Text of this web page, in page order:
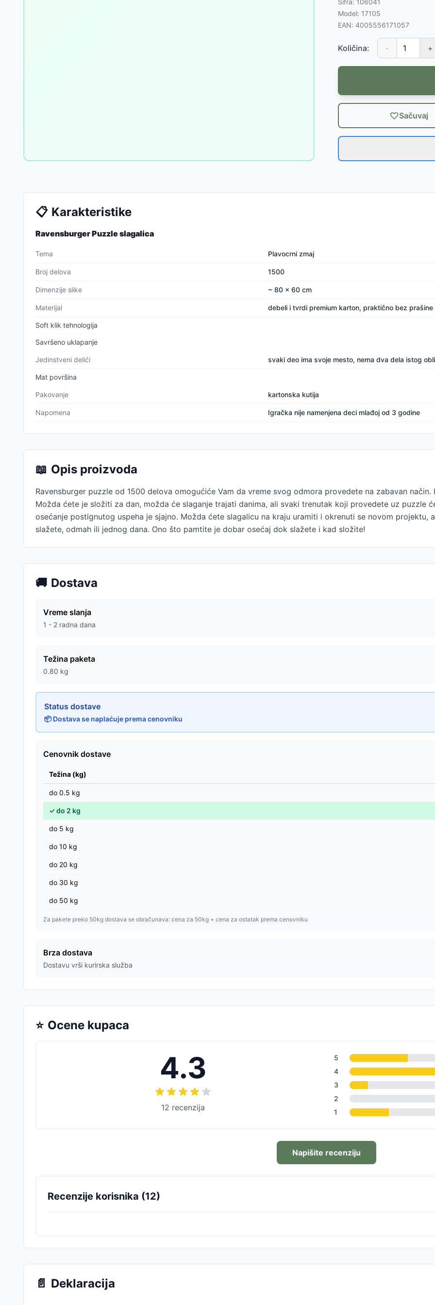
Šifra: 106041
Model: 17105
EAN: 4005556171057
Količina: - +
Sačuvaj
📋 Karakteristike
Ravensburger Puzzle slagalica
Tema Plavocrni zmaj
Broj delova 1500
Dimenzije slike ~ 80 x 60 cm
Materijal debeli i tvrdi premium karton, praktično bez prašine
Soft klik tehnologija
Savršeno uklapanje
Jedinstveni delići svaki deo ima svoje mesto, nema dva dela istog
Mat površina
Pakovanje kartonska kutija
Napomena Igračka nije namenjena deci mlađoj od 3 godine
📖 Opis proizvoda
Ravensburger puzzle od 1500 delova omogućiće Vam da vreme svog odmora provedete na zabavan
Možda ćete je složiti za dan, možda će slaganje trajati danima, ali svaki trenutak koji provedete uz puzzle
osećanje postignutog uspeha je sjajno. Možda ćete slagalicu na kraju uramiti i okrenuti se novom
slažete, odmah ili jednog dana. Ono što pamtite je dobar osećaj dok slažete i kad složite!
🚚 Dostava
Vreme slanja
1 - 2 radna dana
Težina paketa
0.80 kg
Status dostave
📦 Dostava se naplaćuje prema cenovniku
Cenovnik dostave
Težina (kg)
do 0.5 kg
✓do 2 kg
do 5 kg
do 10 kg
do 20 kg
do 30 kg
do 50 kg
Za pakete preko 50kg dostava se obračunava: cena za 50kg + cena za ostatak prema cenovniku
Brza dostava
Dostavu vrši kurirska služba
⭐ Ocene kupaca
4.3
12 recenzija
5
4
3
2
1
Napišite recenziju
Recenzije korisnika (12)
📄 Deklaracija